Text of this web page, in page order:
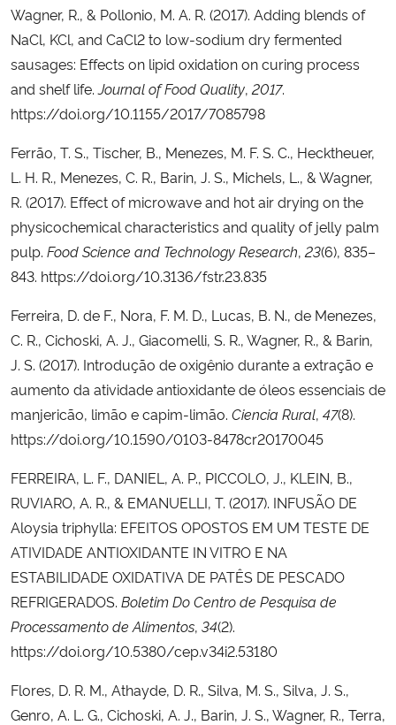
Wagner, R., & Pollonio, M. A. R. (2017). Adding blends of
NaCl, KCl, and CaCl2 to low-sodium dry fermented
sausages: Effects on lipid oxidation on curing process
and shelf life.Journal of Food Quality, 2017.
https://doi.org/10.1155/2017/7085798
Ferrão, T. S., Tischer, B., Menezes, M. F. S. C., Hecktheuer,
L. H. R., Menezes, C. R., Barin, J. S., Michels, L., & Wagner,
R. (2017). Effect of microwave and hot air drying on the
physicochemical characteristics and quality of jelly palm
pulp. Food Science and Technology Research, 23(6), 835–
843. https://doi.org/10.3136/fstr.23.835
Ferreira, D. de F., Nora, F. M. D., Lucas, B. N., de Menezes,
C. R., Cichoski, A. J., Giacomelli, S. R., Wagner, R., & Barin,
J. S. (2017). Introdução de oxigênio durante a extração e
aumento da atividade antioxidante de óleos essenciais de
manjericão, limão e capim-limão. Ciencia Rural, 47(8).
https://doi.org/10.1590/0103-8478cr20170045
FERREIRA, L. F., DANIEL, A. P., PICCOLO, J., KLEIN, B.,
RUVIARO, A. R., & EMANUELLI, T. (2017). INFUSÃO DE
Aloysia triphylla: EFEITOS OPOSTOS EM UM TESTE DE
ATIVIDADE ANTIOXIDANTE IN VITRO E NA
ESTABILIDADE OXIDATIVA DE PATÊS DE PESCADO
REFRIGERADOS. Boletim Do Centro de Pesquisa de
Processamento de Alimentos, 34(2).
https://doi.org/10.5380/cep.v34i2.53180
Flores, D. R. M., Athayde, D. R., Silva, M. S., Silva, J. S.,
Genro, A. L. G., Cichoski, A. J., Barin, J. S., Wagner, R., Terra,